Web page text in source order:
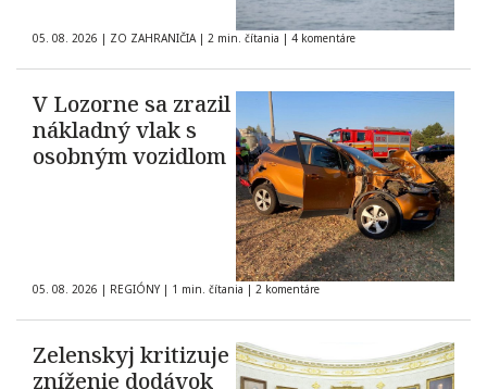
05. 08. 2026 | ZO ZAHRANIČIA | 2 min. čítania | 4 komentáre
V Lozorne sa zrazil
nákladný vlak s
osobným vozidlom
05. 08. 2026 | REGIÓNY | 1 min. čítania | 2 komentáre
Zelenskyj kritizuje
zníženie dodávok